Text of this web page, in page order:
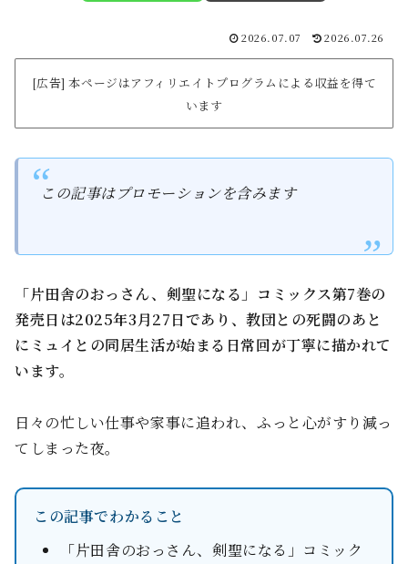
2026.07.07 2026.07.26
[広告] 本ページはアフィリエイトプログラムによる収益を得て
います
この記事はプロモーションを含みます
「片田舎のおっさん、剣聖になる」コミックス第7巻の
発売日は2025年3月27日であり、教団との死闘のあと
にミュイとの同居生活が始まる日常回が丁寧に描かれて
います。
日々の忙しい仕事や家事に追われ、ふっと心がすり減っ
てしまった夜。
この記事でわかること
「片田舎のおっさん、剣聖になる」コミック